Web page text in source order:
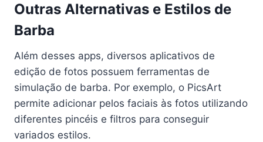
Outras Alternativas e Estilos de
Barba
Além desses apps, diversos aplicativos de
edição de fotos possuem ferramentas de
simulação de barba. Por exemplo, o PicsArt
permite adicionar pelos faciais às fotos utilizando
diferentes pincéis e filtros para conseguir
variados estilos.